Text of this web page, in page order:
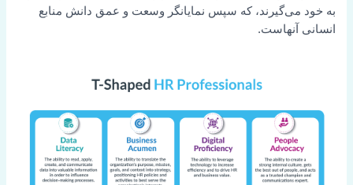
به خود می‌گیرند، که سپس نمایانگر وسعت و عمق دانش منابع
انسانی آنهاست.